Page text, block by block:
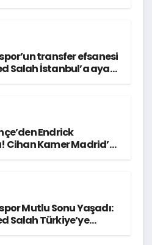
transfer efsanesi
Salah İstanbul’a ayak
Endrick
Cihan Kamer Madrid’e
Mutlu Sonu Yaşadı:
Salah Türkiye’ye